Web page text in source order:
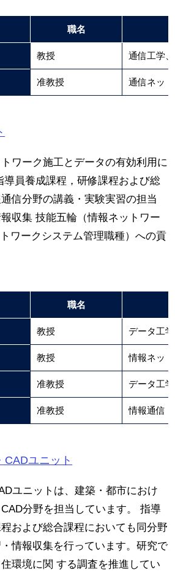
職名
教授 通信工学
准教授 通信ネッ
ワーク施工とデータの有効利用に
導員養成課程，研修課程および総
信分野の講義・実験実習の担当
収集 技能五輪（情報ネットワー
ワークシステム管理職種）への貢
職名
教授 データ工
教授 情報ネッ
准教授 データ工
准教授 情報通信
CADユニット
ユニットは、建築・都市におけ
分野を担当しています。 指導
および総合課程においても同分野
情報収集を行っています。研究で
環境に関 する調査を推進してい